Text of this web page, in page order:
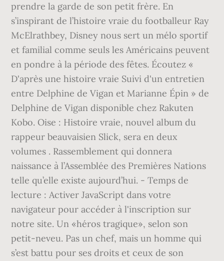
prendre la garde de son petit frère. En
s’inspirant de l’histoire vraie du footballeur Ray
McElrathbey, Disney nous sert un mélo sportif
et familial comme seuls les Américains peuvent
en pondre à la période des fêtes. Écoutez «
D'après une histoire vraie Suivi d'un entretien
entre Delphine de Vigan et Marianne Épin » de
Delphine de Vigan disponible chez Rakuten
Kobo. Oise : Histoire vraie, nouvel album du
rappeur beauvaisien Slick, sera en deux
volumes . Rassemblement qui donnera
naissance à l’Assemblée des Premières Nations
telle qu’elle existe aujourd’hui. - Temps de
lecture : Activer JavaScript dans votre
navigateur pour accéder à l'inscription sur
notre site. Un «héros tragique», selon son
petit-neveu. Pas un chef, mais un homme qui
s’est battu pour ses droits et ceux de son